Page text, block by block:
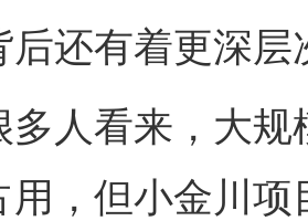
后还有着更深
看来，大规
用，但小金川项